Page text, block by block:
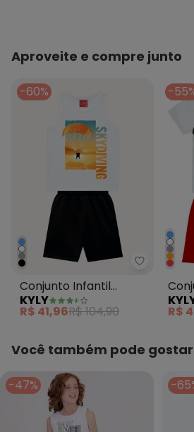
Aproveite e compre junto
-60%
Kyly -
Conjunto Infantil
Menino em Algodão
Branco
KYLY
R$ 41,96R$ 104,90
-
R$
Você também pode gostar
-47% -